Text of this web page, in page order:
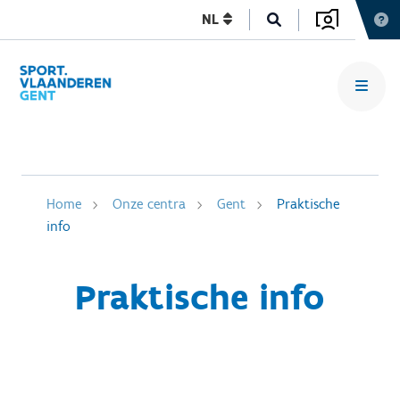
NL
Home Onze centra Gent
Praktische
info
Praktische info